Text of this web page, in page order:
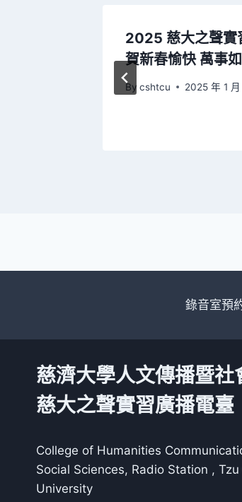
2025 慈大之聲實
賀新春愉快 萬事如
By cshtcu 2025 年 1 月
錄音室預
慈濟大學人文傳播暨社
慈大之聲實習廣播電臺
College of Humanities
Social Sciences, Radio Station , Tzu
University